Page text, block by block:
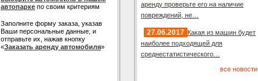
автопарке по своим критериям
Заполните форму заказа, указав
Ваши персональные данные, и
отправьте их, нажав кнопку
«Заказать аренду автомобиля»
аренду проверьте его на наличие
повреждений, не…
27.06.2017 Какая из машин будет
наиболее подходящей для
среднестатистического…
все новости